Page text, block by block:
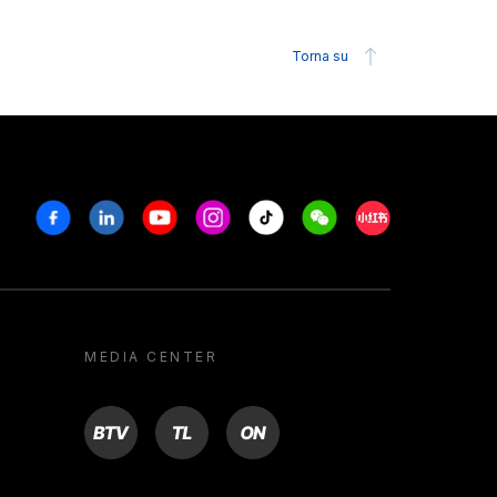
Torna su
FacebookLinkedinYoutubeInstagram
Tiktok WeechatXiaohongshu/
MEDIA CENTER
BTV TL ON